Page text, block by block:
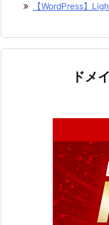
【WordPress】
ドメ